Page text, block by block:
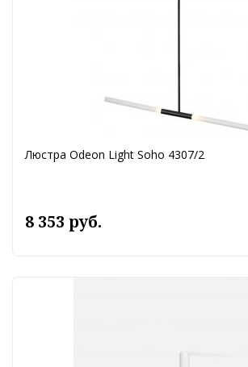
Люстра Odeon Light Soho 4307/2
8 353 руб.